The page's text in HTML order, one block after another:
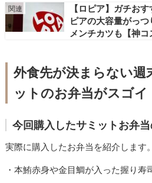
【ロピア】ガチお
ピアの大容量がっ
メンチカツも【神コ
外食先が決まらない週
ットのお弁当がスゴイ
今回購入したサミットお弁
実際に購入したお弁当を紹介します。
・本鮪赤身や金目鯛が入った握り寿